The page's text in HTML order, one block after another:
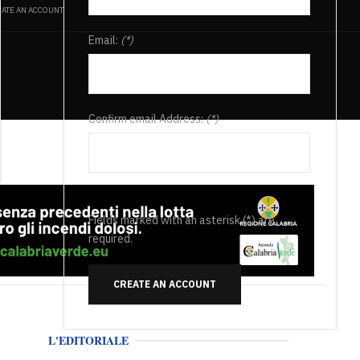
AN ACCOUNT
Email: (*)
Confirm email Address:(*)
Fields marked with an asterisk (*) are
required.
CREATE AN ACCOUNT
L'EDITORIALE